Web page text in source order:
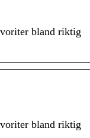
bland riktig
bland riktig